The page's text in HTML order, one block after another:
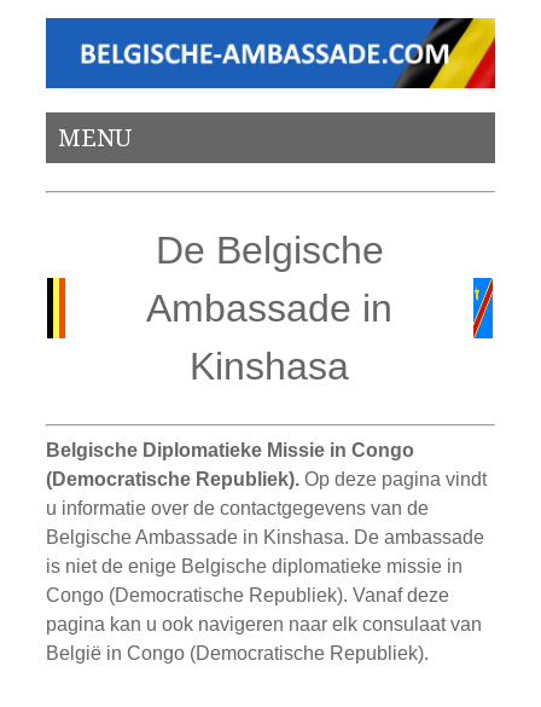
MENU
De Belgische
Ambassade in
Kinshasa
Belgische Diplomatieke Missie in Congo
(Democratische Republiek). Op deze pagina vindt
u informatie over de contactgegevens van de
Belgische Ambassade in Kinshasa. De ambassade
is niet de enige Belgische diplomatieke missie in
Congo (Democratische Republiek). Vanaf deze
pagina kan u ook navigeren naar elk consulaat van
België in Congo (Democratische Republiek).